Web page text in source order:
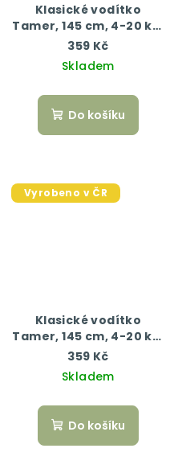
Klasické vodítko
Tamer, 145 cm, 4-20 kg,
černá/modrá
359 Kč
Skladem
Do košíku
Vyrobeno v ČR
Klasické vodítko
Tamer, 145 cm, 4-20 kg,
žlutá/černá
359 Kč
Skladem
Do košíku